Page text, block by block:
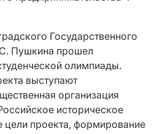
Государственного
Пушкина прошел
олимпиады.
выступают
организация
историческое
проекта, формирование